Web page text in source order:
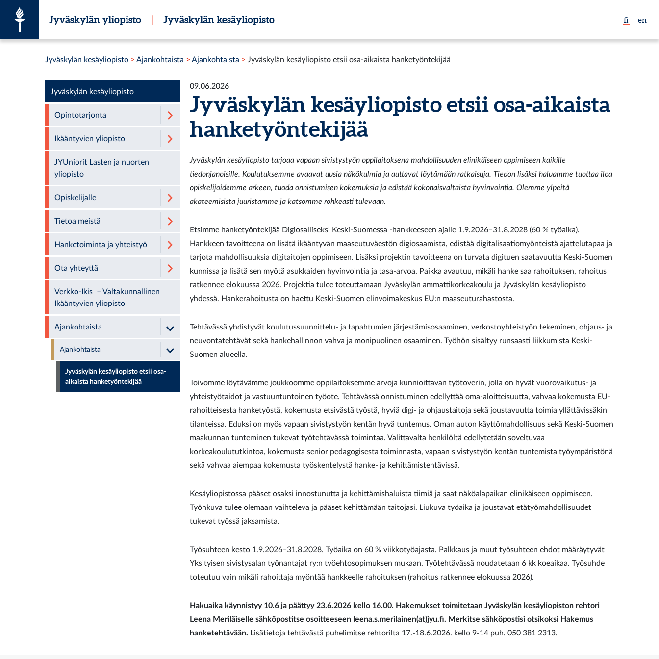
Jyväskylän yliopisto | Jyväskylän kesäyliopisto fi en
Jyväskylän kesäyliopisto > Ajankohtaista > Ajankohtaista > Jyväskylän kesäyliopisto etsii osa-aikaista hanketyöntekijää
09.06.2026
Jyväskylän kesäyliopisto etsii osa-aikaista
hanketyöntekijää
Jyväskylän kesäyliopisto tarjoaa vapaan sivistystyön oppilaitoksena mahdollisuuden elinikäiseen oppimiseen kaikille
tiedonjanoisille. Koulutuksemme avaavat uusia näkökulmia ja auttavat löytämään ratkaisuja. Tiedon lisäksi haluamme tuottaa iloa
opiskelijoidemme arkeen, tuoda onnistumisen kokemuksia ja edistää kokonaisvaltaista hyvinvointia. Olemme ylpeitä
akateemisista juuristamme ja katsomme rohkeasti tulevaan.
Etsimme hanketyöntekijää Digiosalliseksi Keski-Suomessa -hankkeeseen ajalle 1.9.2026–31.8.2028 (60 % työaika).
Hankkeen tavoitteena on lisätä ikääntyvän maaseutuväestön digiosaamista, edistää digitalisaatiomyönteistä ajattelutapaa ja
tarjota mahdollisuuksia digitaitojen oppimiseen. Lisäksi projektin tavoitteena on turvata digituen saatavuutta Keski-Suomen
kunnissa ja lisätä sen myötä asukkaiden hyvinvointia ja tasa-arvoa. Paikka avautuu, mikäli hanke saa rahoituksen, rahoitus
ratkennee elokuussa 2026. Projektia tulee toteuttamaan Jyväskylän ammattikorkeakoulu ja Jyväskylän kesäyliopisto
yhdessä. Hankerahoitusta on haettu Keski-Suomen elinvoimakeskus EU:n maaseuturahastosta.
Tehtävässä yhdistyvät koulutussuunnittelu- ja tapahtumien järjestämisosaaminen, verkostoyhteistyön tekeminen, ohjaus- ja
neuvontatehtävät sekä hankehallinnon vahva ja monipuolinen osaaminen. Työhön sisältyy runsaasti liikkumista Keski-
Suomen alueella.
Toivomme löytävämme joukkoomme oppilaitoksemme arvoja kunnioittavan työtoverin, jolla on hyvät vuorovaikutus- ja
yhteistyötaidot ja vastuuntuntoinen työote. Tehtävässä onnistuminen edellyttää oma-aloitteisuutta, vahvaa kokemusta EU-
rahoitteisesta hanketyöstä, kokemusta etsivästä työstä, hyviä digi- ja ohjaustaitoja sekä joustavuutta toimia yllättävissäkin
tilanteissa. Eduksi on myös vapaan sivistystyön kentän hyvä tuntemus. Oman auton käyttömahdollisuus sekä Keski-Suomen
maakunnan tunteminen tukevat työtehtävässä toimintaa. Valittavalta henkilöltä edellytetään soveltuvaa
korkeakoulututkintoa, kokemusta senioripedagogisesta toiminnasta, vapaan sivistystyön kentän tuntemista työympäristönä
sekä vahvaa aiempaa kokemusta työskentelystä hanke- ja kehittämistehtävissä.
Kesäyliopistossa pääset osaksi innostunutta ja kehittämishaluista tiimiä ja saat näköalapaikan elinikäiseen oppimiseen.
Työnkuva tulee olemaan vaihteleva ja pääset kehittämään taitojasi. Liukuva työaika ja joustavat etätyömahdollisuudet
tukevat työssä jaksamista.
Työsuhteen kesto 1.9.2026–31.8.2028. Työaika on 60 % viikkotyöajasta. Palkkaus ja muut työsuhteen ehdot määräytyvät
Yksityisen sivistysalan työnantajat ry:n työehtosopimuksen mukaan. Työtehtävässä noudatetaan 6 kk koeaikaa. Työsuhde
toteutuu vain mikäli rahoittaja myöntää hankkeelle rahoituksen (rahoitus ratkennee elokuussa 2026).
Hakuaika käynnistyy 10.6 ja päättyy 23.6.2026 kello 16.00. Hakemukset toimitetaan Jyväskylän kesäyliopiston rehtori
Leena Meriläiselle sähköpostitse osoitteeseen leena.s.merilainen(at)jyu.fi. Merkitse sähköpostisi otsikoksi Hakemus
hanketehtävään. Lisätietoja tehtävästä puhelimitse rehtorilta 17.-18.6.2026. kello 9-14 puh. 050 381 2313.
Jyväskylän kesäyliopisto
Opintotarjonta
Ikääntyvien yliopisto
JYUniorit Lasten ja nuorten
yliopisto
Opiskelijalle
Tietoa meistä
Hanketoiminta ja yhteistyö
Ota yhteyttä
Verkko-Ikis – Valtakunnallinen
Ikääntyvien yliopisto
Ajankohtaista
Ajankohtaista
Jyväskylän kesäyliopisto etsii osa-
aikaista hanketyöntekijää